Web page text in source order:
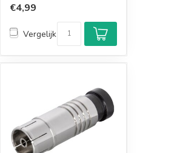
€4,99
Vergelijk